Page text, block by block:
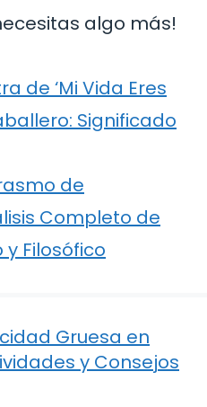
algo más!
de ‘Mi Vida Eres
Significado
de
Completo de
y Filosófico
Gruesa en
y Consejos